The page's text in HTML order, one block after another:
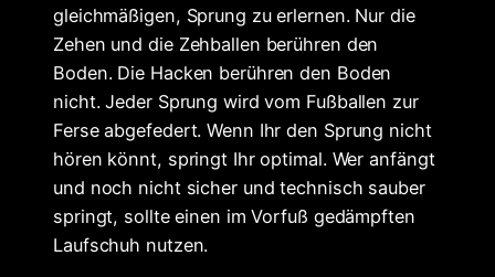
gleichmäßigen, Sprung zu erlernen. Nur die
Zehen und die Zehballen berühren den
Boden. Die Hacken berühren den Boden
nicht. Jeder Sprung wird vom Fußballen zur
Ferse abgefedert. Wenn Ihr den Sprung nicht
hören könnt, springt Ihr optimal. Wer anfängt
und noch nicht sicher und technisch sauber
springt, sollte einen im Vorfuß gedämpften
Laufschuh nutzen.